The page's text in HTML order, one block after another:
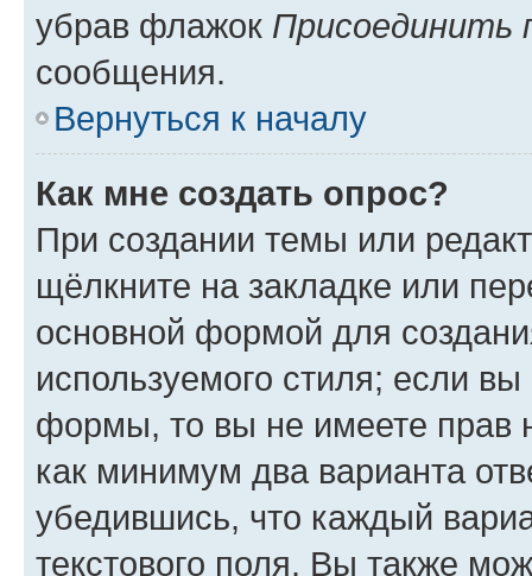
убрав флажок Присоединить
сообщения.
Вернуться к началу
Как мне создать опрос?
При создании темы или
щёлкните на закладке или
основной формой для
используемого стиля; если
формы, то вы не имеете прав
как минимум два варианта
убедившись, что каждый
текстового поля. Вы также